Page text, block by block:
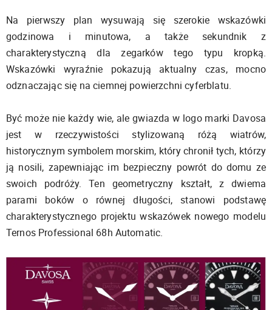
Na pierwszy plan wysuwają się szerokie wskazówki
godzinowa i minutowa, a także sekundnik z
charakterystyczną dla zegarków tego typu kropką.
Wskazówki wyraźnie pokazują aktualny czas, mocno
odznaczając się na ciemnej powierzchni cyferblatu.
Być może nie każdy wie, ale gwiazda w logo marki Davosa
jest w rzeczywistości stylizowaną różą wiatrów,
historycznym symbolem morskim, który chronił tych, którzy
ją nosili, zapewniając im bezpieczny powrót do domu ze
swoich podróży. Ten geometryczny kształt, z dwiema
parami boków o równej długości, stanowi podstawę
charakterystycznego projektu wskazówek nowego modelu
Ternos Professional 68h Automatic.